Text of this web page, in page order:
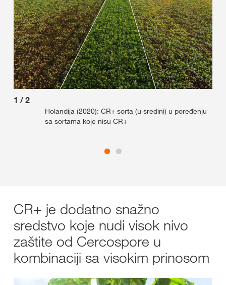
1 / 2
Holandija (2020): CR+ sorta (u sredini) u poređenju
sa sortama koje nisu CR+
CR+ je dodatno snažno
sredstvo koje nudi visok nivo
zaštite od Cercospore u
kombinaciji sa visokim prinosom